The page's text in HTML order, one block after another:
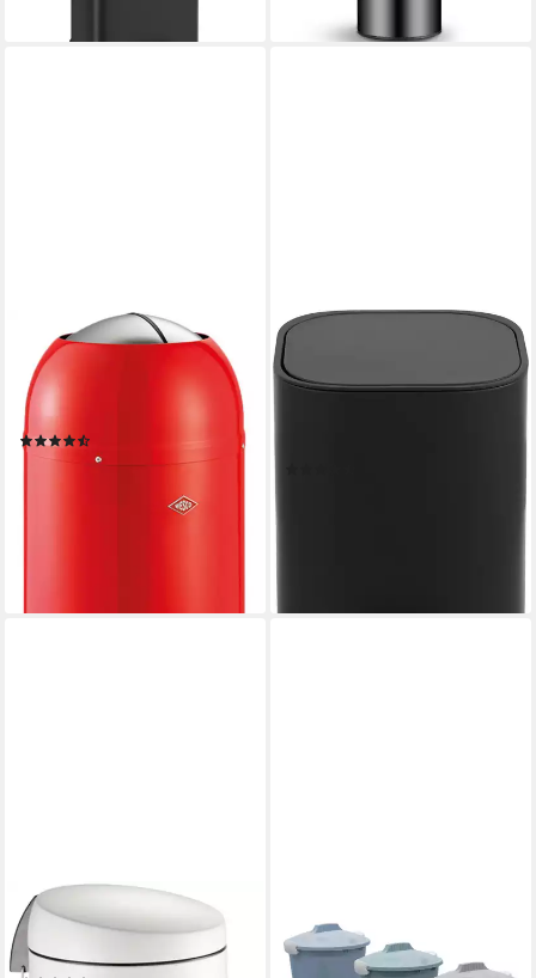
WESCO
Mülleimer Kickmaster Junior,
Abfallsammler mit Dämpfer,
12 Liter
ab 88,19 € UVP147,00 €
lieferbar - in 2-3 Werktagen bei dir
OTTO HOME
mit verstecktem Griff,
WESCO
Mülleimer Capboy Maxi,
Tretabfallsammler, 22 Liter
Mülleimer Kunststoff
Mülltonne mit Deckel - 40